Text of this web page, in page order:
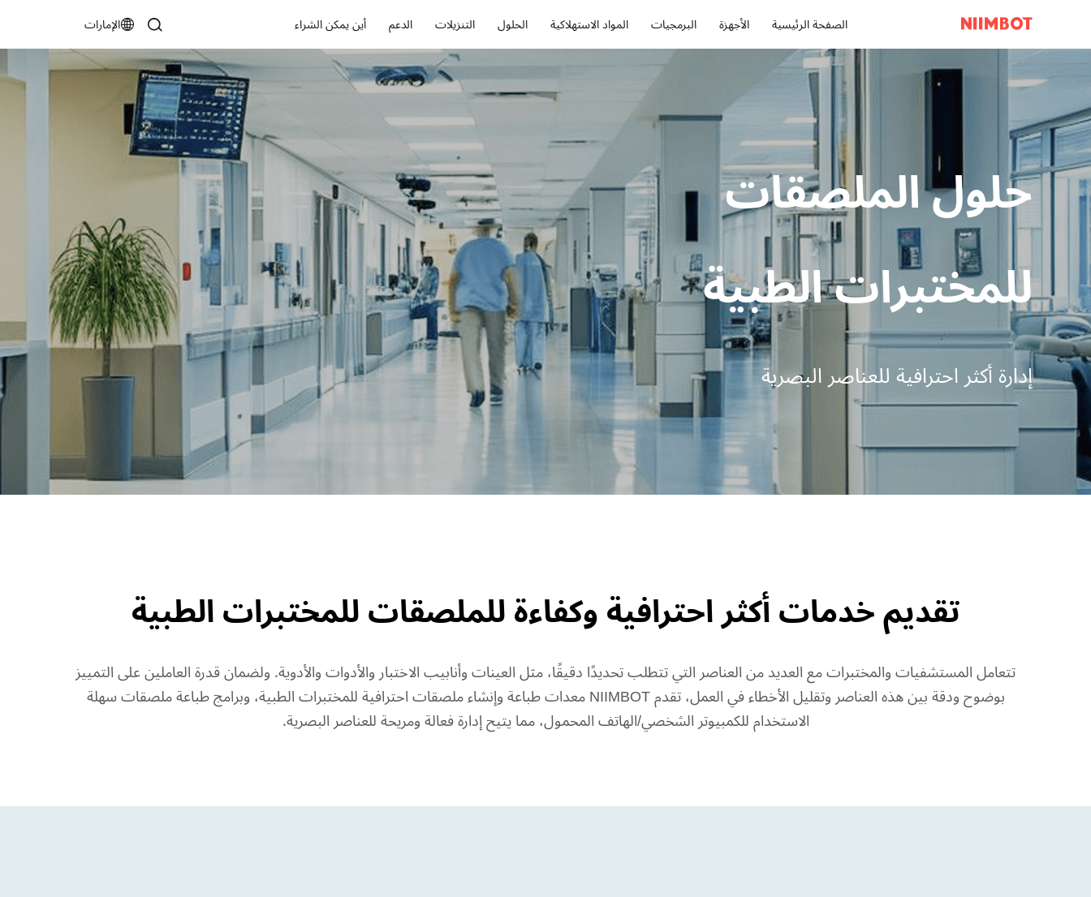
الصفحة الرئيسية الأجهزة البرمجيات المواد الاستهلاكية الحلول التنزيلات الدعم أين يمكن الشراء الإمارات
حلول الملصقات
للمختبرات الطبية
إدارة أكثر احترافية للعناصر البصرية
تقديم خدمات أكثر احترافية وكفاءة للملصقات للمختبرات الطبية
تتعامل المستشفيات والمختبرات مع العديد من العناصر التي تتطلب تحديدًا دقيقًا، مثل العينات وأنابيب الاختبار والأدوات والأدوية. ولضمان قدرة العاملين على التمييز
بوضوح ودقة بين هذه العناصر وتقليل الأخطاء في العمل، تقدم NIIMBOT معدات طباعة وإنشاء ملصقات احترافية للمختبرات الطبية، وبرامج طباعة ملصقات سهلة
الاستخدام للكمبيوتر الشخصي/الهاتف المحمول، مما يتيح إدارة فعالة ومريحة للعناصر البصرية.